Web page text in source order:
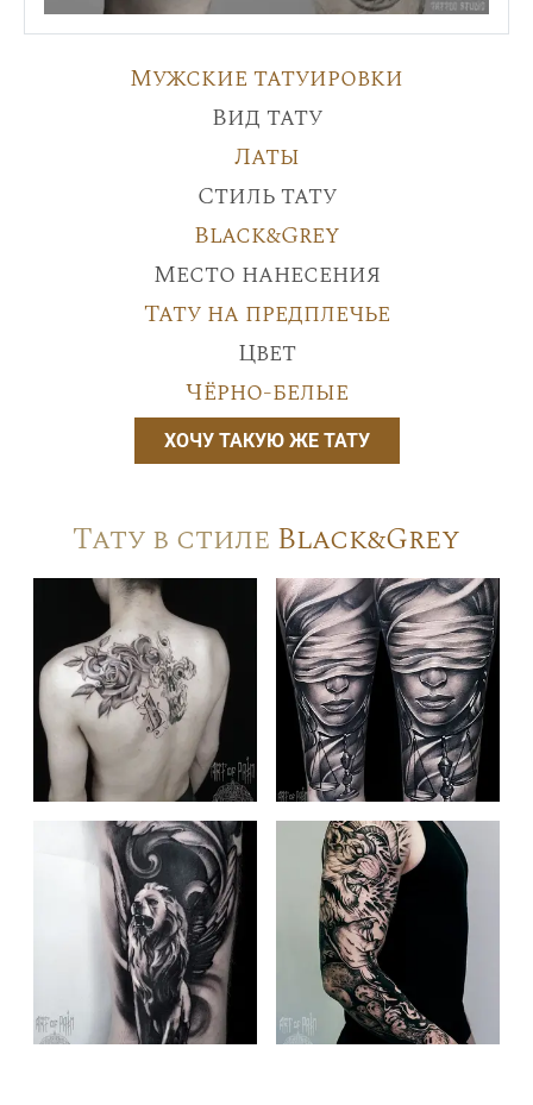
Мужские татуировки
Вид тату
Латы
Стиль тату
Black&Grey
Место нанесения
Тату на предплечье
Цвет
Чёрно-белые
ХОЧУ ТАКУЮ ЖЕ ТАТУ
Тату в стиле Black&Grey